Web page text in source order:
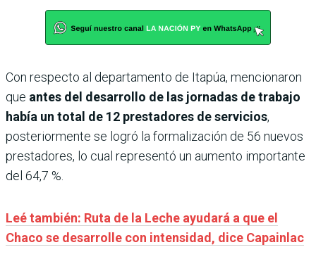
Con respecto al departamento de Itapúa, mencionaron
que antes del desarrollo de las jornadas de trabajo
había un total de 12 prestadores de servicios,
posteriormente se logró la formalización de 56 nuevos
prestadores, lo cual representó un aumento importante
del 64,7 %.
Leé también: Ruta de la Leche ayudará a que el
Chaco se desarrolle con intensidad, dice Capainlac